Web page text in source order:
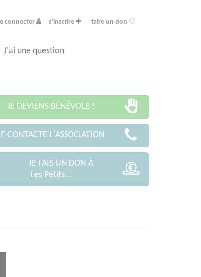
connecter s'inscrire faire un don
J'ai une question
JE DEVIENS BÉNÉVOLE !
CONTACTE L'ASSOCIATION
JE FAIS UN DON À
Les Petits...